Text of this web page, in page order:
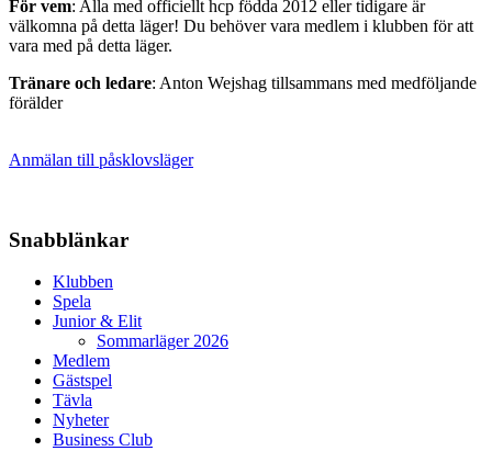
För vem: Alla med officiellt hcp födda 2012 eller tidigare är
välkomna på detta läger! Du behöver vara medlem i klubben för att
vara med på detta läger.
Tränare och ledare: Anton Wejshag tillsammans med medföljande
förälder
Anmälan till påsklovsläger
Snabblänkar
Klubben
Spela
Junior & Elit
Sommarläger 2026
Medlem
Gästspel
Tävla
Nyheter
Business Club